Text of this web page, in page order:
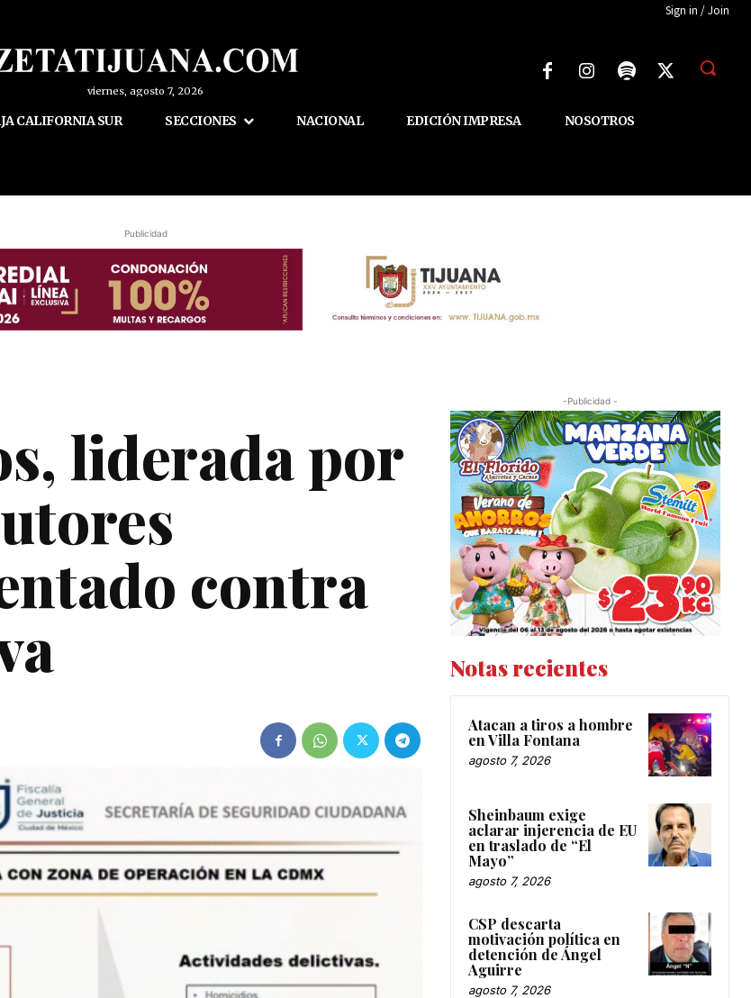
Sign in / Join
viernes, agosto 7, 2026
CALIFORNIA SUR SECCIONES NACIONAL EDICIÓN IMPRESA NOSOTROS
Publicidad
liderada por
contra
-Publicidad -
Notas recientes
Atacan a tiros a hombre
en Villa Fontana
agosto 7, 2026
Sheinbaum exige
aclarar injerencia de EU
en traslado de “El
Mayo”
agosto 7, 2026
CSP descarta
motivación política en
detención de Ángel
Aguirre
agosto 7, 2026